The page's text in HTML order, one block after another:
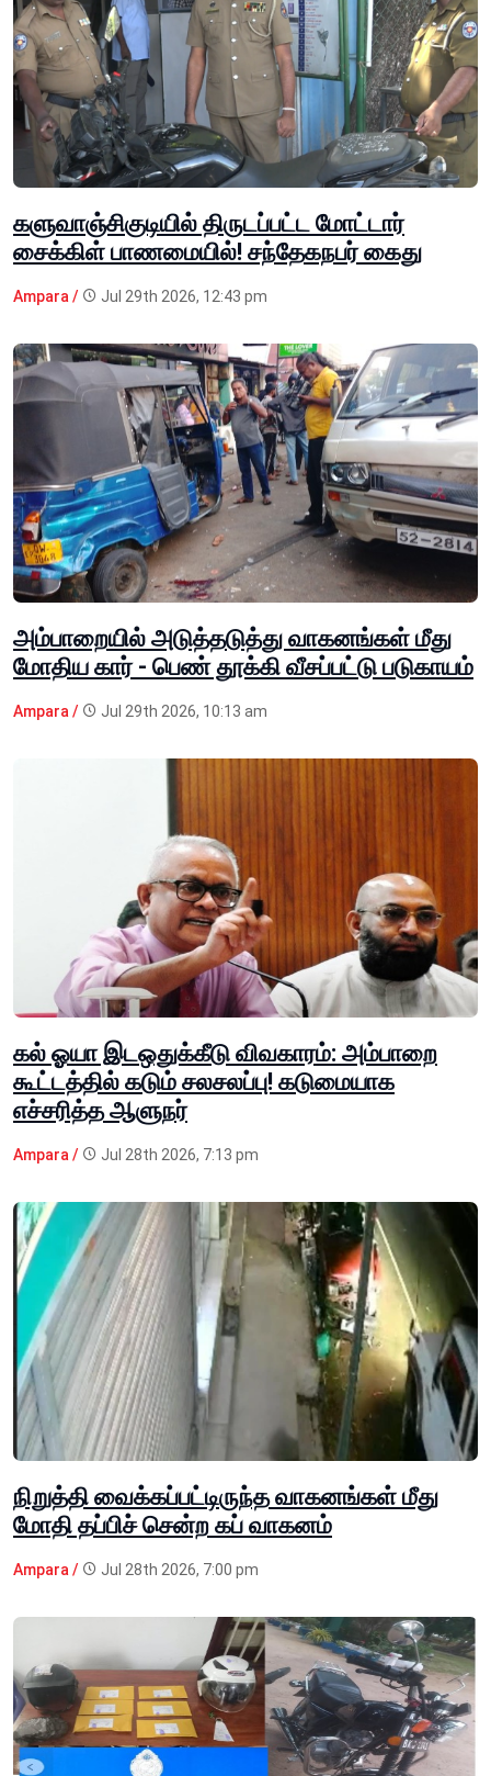
களுவாஞ்சிகுடியில் திருடப்பட்ட மோட்டார்
சைக்கிள் பாணமையில்! சந்தேகநபர் கைது
Ampara / Jul 29th 2026, 12:43 pm
அம்பாறையில் அடுத்தடுத்து வாகனங்கள் மீது
மோதிய கார் - பெண் தூக்கி வீசப்பட்டு படுகாயம்
Ampara / Jul 29th 2026, 10:13 am
கல் ஓயா இடஒதுக்கீடு விவகாரம்: அம்பாறை
கூட்டத்தில் கடும் சலசலப்பு! கடுமையாக
எச்சரித்த ஆளுநர்
Ampara / Jul 28th 2026, 7:13 pm
நிறுத்தி வைக்கப்பட்டிருந்த வாகனங்கள் மீது
மோதி தப்பிச் சென்ற கப் வாகனம்
Ampara / Jul 28th 2026, 7:00 pm